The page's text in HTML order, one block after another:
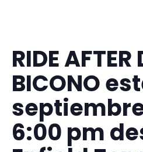
RIDE AFTER
BICONO
6:00 pm